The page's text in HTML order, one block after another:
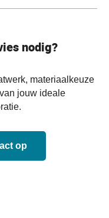
nodig?
materiaalkeuze
jouw ideale
op